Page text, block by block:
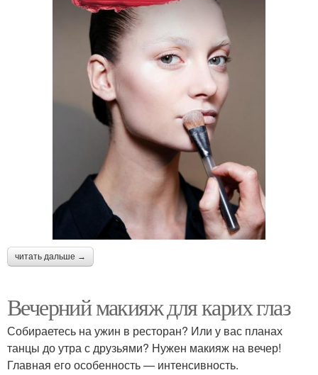
читать дальше →
Вечерний макияж для карих глаз
Собираетесь на ужин в ресторан? Или у вас планах
танцы до утра с друзьями? Нужен макияж на вечер!
Главная его особенность — интенсивность.